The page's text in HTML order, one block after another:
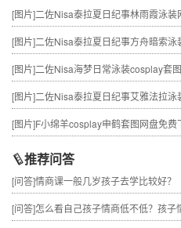
[图片]二佐Nisa泰拉夏日纪事林雨霞泳装
[图片]二佐Nisa泰拉夏日纪事方舟暗索泳
[图片]二佐Nisa海梦日常泳装cosplay套
[图片]二佐Nisa泰拉夏日纪事艾雅法拉
[图片]F小绵羊cosplay申鹤套图网盘免费
推荐问答
[问答]情商课一般几岁孩子去学比较好？
[问答]怎么看自己孩子情商低不低？孩子